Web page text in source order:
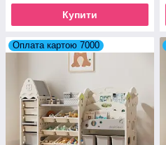
Купити
Оплата картою 7000